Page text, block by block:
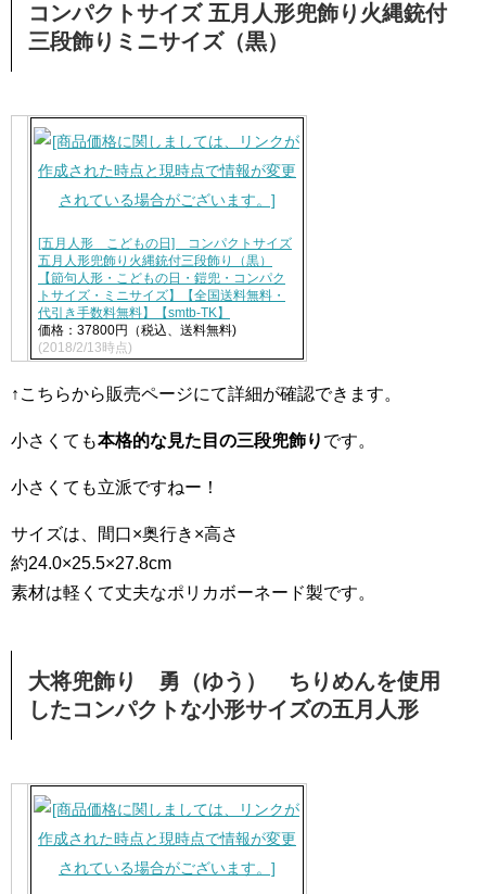
コンパクトサイズ 五月人形兜飾り火縄銃付
三段飾りミニサイズ（黒）
[五月人形 こどもの日] コンパクトサイズ
五月人形兜飾り火縄銃付三段飾り（黒）
【節句人形・こどもの日・鎧兜・コンパク
トサイズ・ミニサイズ】【全国送料無料・
代引き手数料無料】【smtb-TK】
価格：37800円（税込、送料無料)
(2018/2/13時点)
↑こちらから販売ページにて詳細が確認できます。
小さくても本格的な見た目の三段兜飾り です。
小さくても立派ですねー！
サイズは、間口×奥行き×高さ
約24.0×25.5×27.8cm
素材は軽くて丈夫なポリカボーネード製です。
大将兜飾り 勇（ゆう） ちりめんを使用
したコンパクトな小形サイズの五月人形